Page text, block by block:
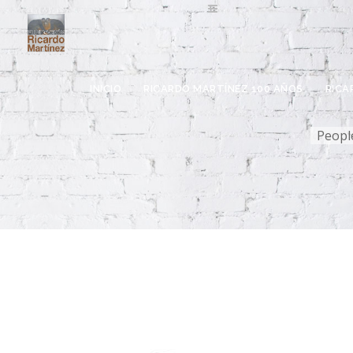
INICIO RICARDO MARTÍNEZ 100 AÑOS